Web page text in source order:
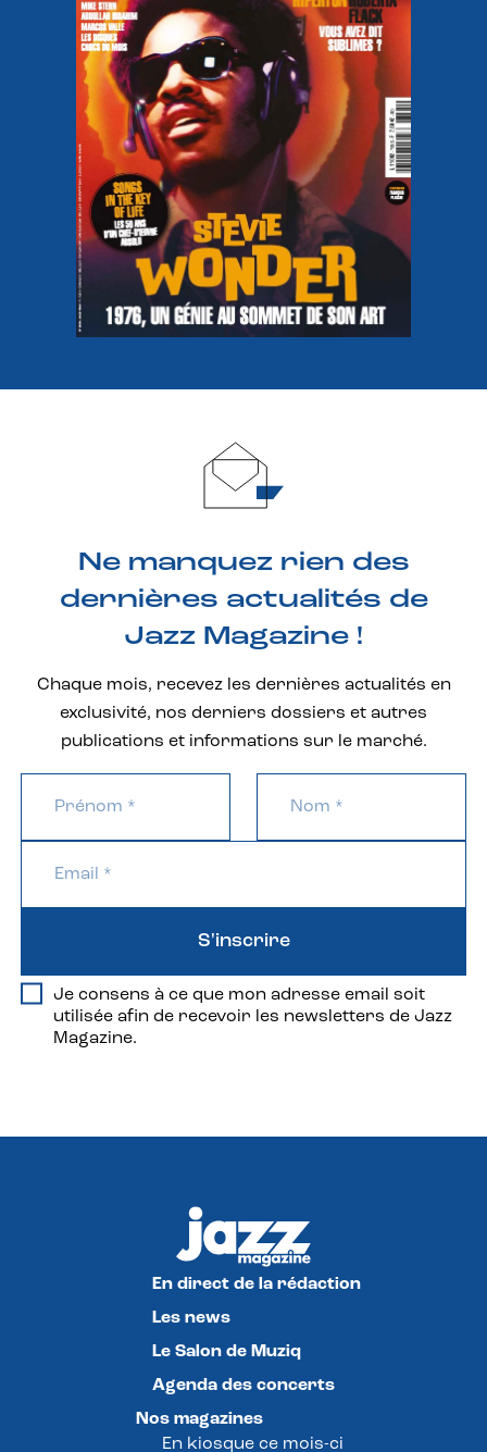
Ne manquez rien des
dernières actualités de
Jazz Magazine !
Chaque mois, recevez les dernières actualités en
exclusivité, nos derniers dossiers et autres
publications et informations sur le marché.
Je consens à ce que mon adresse email soit
utilisée afin de recevoir les newsletters de Jazz
Magazine.
S'inscrire
En direct de la rédaction
Les news
Le Salon de Muziq
Agenda des concerts
Nos magazines
En kiosque ce mois-ci